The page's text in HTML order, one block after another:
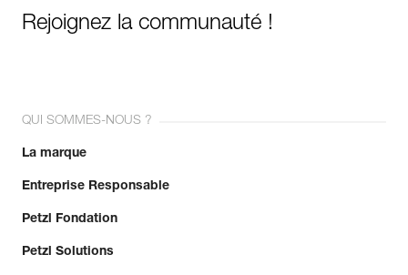
Rejoignez la communauté !
QUI SOMMES-NOUS ?
La marque
Entreprise Responsable
Petzl Fondation
Petzl Solutions